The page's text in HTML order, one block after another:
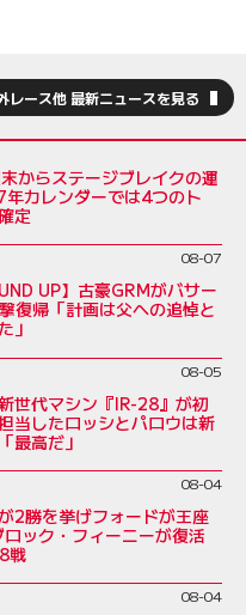
レース他 最新ニュースを見る
からステージブレイクの運
カレンダーでは4つのト
定
08-07
UP】古豪GRMがバサー
復帰「計画は父への追悼と
」
08-05
世代マシン『IR-28』が初
当したロッシとパロウは新
最高だ」
08-04
2勝を挙げフォードが王座
ック・フィーニーが復活
戦
08-04